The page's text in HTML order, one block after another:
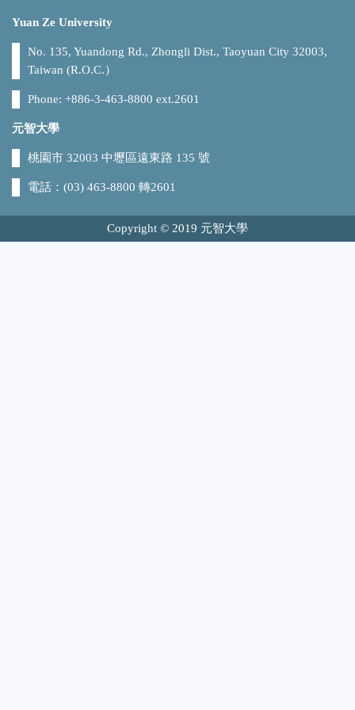
Yuan Ze University
No. 135, Yuandong Rd., Zhongli Dist., Taoyuan City 32003,
Taiwan (R.O.C.）
Phone: +886-3-463-8800 ext.2601
元智大學
桃園市 32003 中壢區遠東路 135 號
電話：(03) 463-8800 轉2601
Copyright © 2019 元智大學